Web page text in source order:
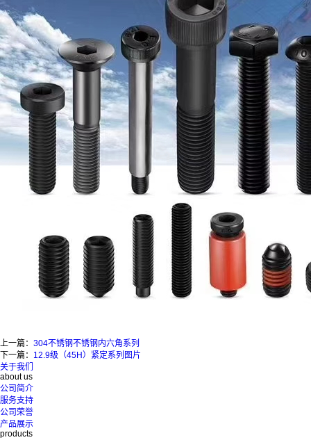
上一篇： 304不锈钢不锈钢内六角系列
下一篇： 12.9级（45H）紧定系列图片
关于我们
about us
公司简介
服务支持
公司荣誉
产品展示
products